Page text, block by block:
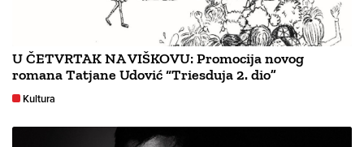
U ČETVRTAK NA VIŠKOVU: Promocija novog
romana Tatjane Udović “Triesduja 2. dio”
Kultura